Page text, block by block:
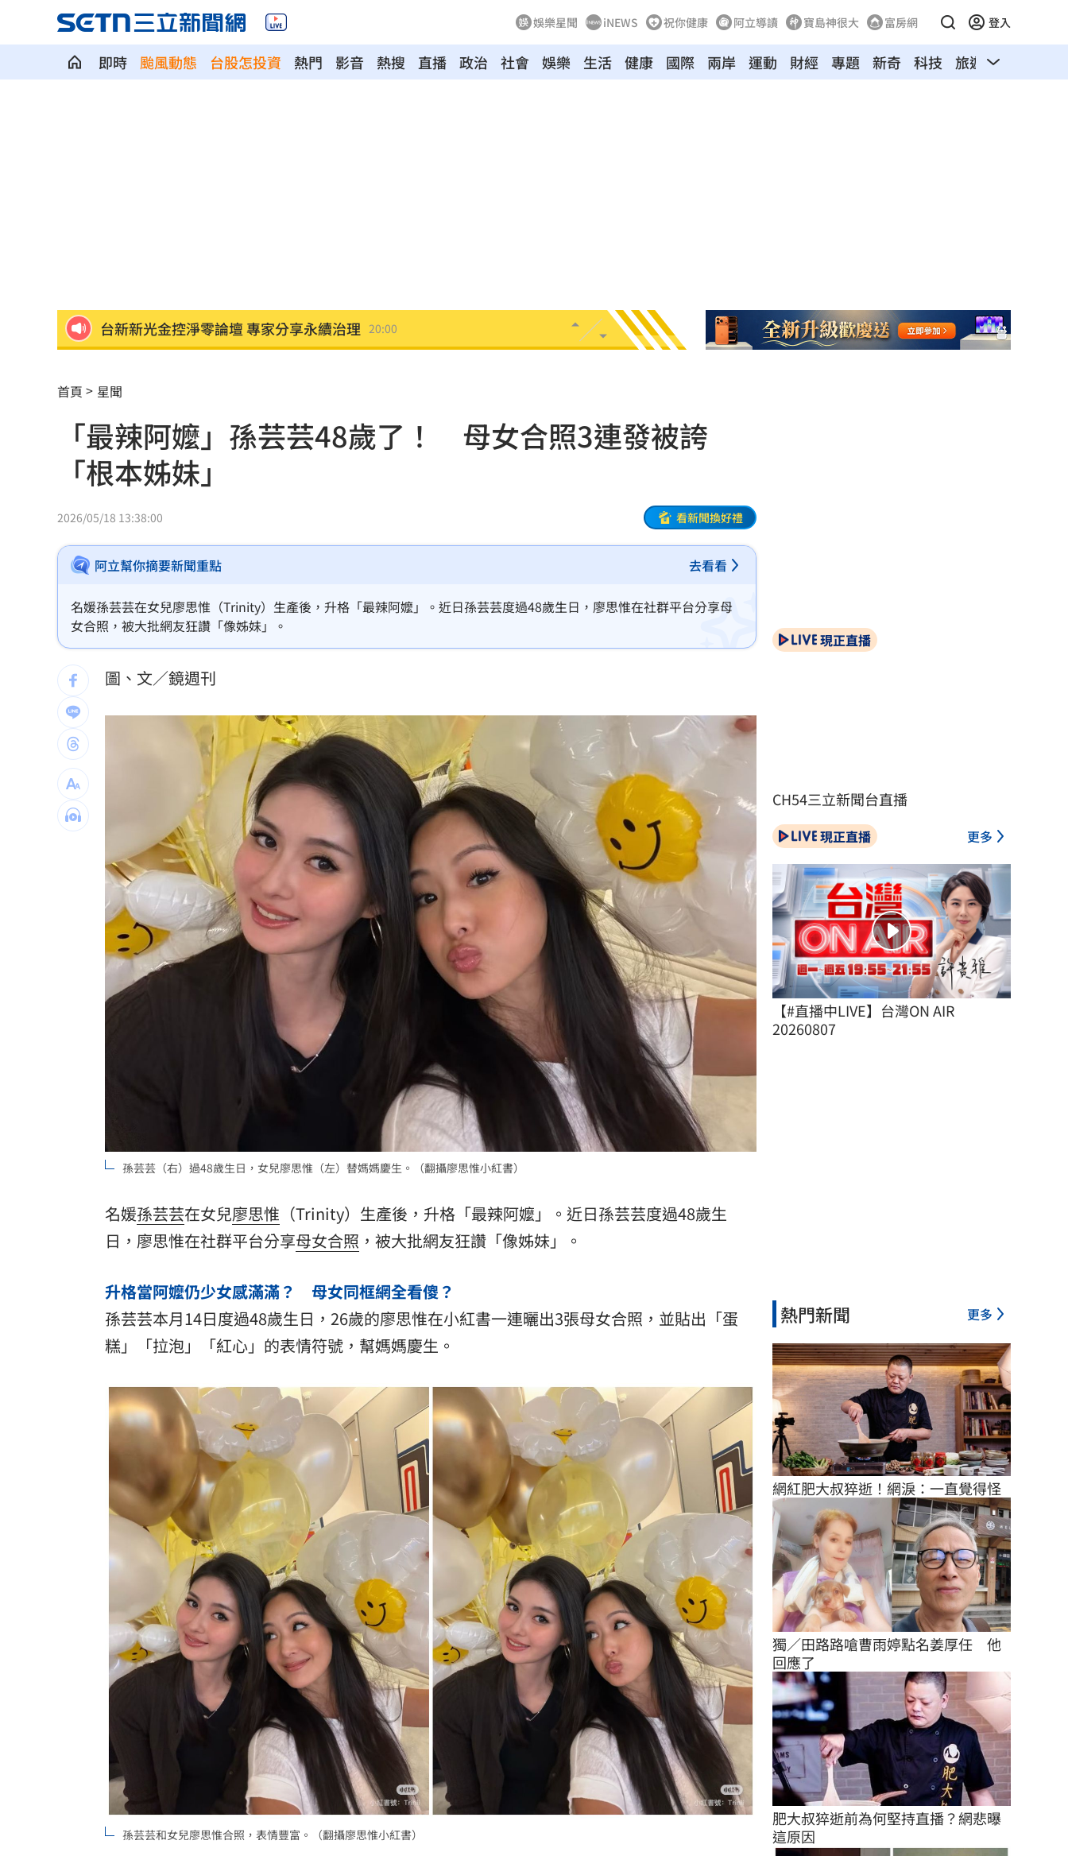
娛樂星聞 iNEWS 祝你健康 阿立導讀 寶島神很大 富房網 登入
即時 颱風動態 台股怎投資 熱門 影音 熱搜 直播 政治 社會 娛樂 生活 健康 國際 兩岸 運動 財經 專題 新奇 科技 旅遊 汽車
不副署藍白未來帳戶條例？行政院回應了 19:54
遭小38歲前任討2400萬 75歲影后強硬反擊
肥大叔猝逝 廚房2事恐害罹癌風險增近2倍 19:45
《KPOP獵魔女團》團隊將訪台 曝爆紅秘辛
賴清德呼籲：企業有賺錢就該幫員工加薪
波若威獲百倍「本夢比」 專家揭都市傳說 19:38
美國出手封殺中國機器人！北市曾高調引進
下週台股能否突破反壓？專家點名今晚關鍵
律師詐慈濟仍接機BNT 同框陳時中、張淑芬 19:12
託付360萬存款！兒1原因全花完甩存摺嗆母
台灣彩券開獎直播中 20:31
LIVE三立+24小時直播 15:27
三立iNEWS新聞台線上直播 18:00
商場戰國來臨 台中「頂奢大道」逐漸成形
台彩父親節推新刮刮樂千萬頭獎超「爸」氣
「拍片人的多重宇宙」職涯論壇9/12登場！
8國球員齊聚高雄 Formosa 7s掀足球熱潮
18:15
首頁 星聞
「最辣阿嬤」孫芸芸48歲了！ 母女合照3連發被誇
「根本姊妹」
2026/05/18 13:38:00 看新聞換好禮
阿立幫你摘要新聞重點 去看看
名媛孫芸芸在女兒廖思惟（Trinity）生產後，升格「最辣阿嬤」。近日孫芸芸度過48歲生日，廖思惟在社群平台分享母
女合照，被大批網友狂讚「像姊妹」。
圖、文／鏡週刊
孫芸芸（右）過48歲生日，女兒廖思惟（左）替媽媽慶生。（翻攝廖思惟小紅書）
名媛孫芸芸在女兒廖思惟 （Trinity）生產後，升格「最辣阿嬤」。近日孫芸芸度過48歲生
日 ，廖思惟在社群平台分享母女合照 ，被大批網友狂讚「像姊妹」。
升格當阿嬤仍少女感滿滿？ 母女同框網全看傻？
孫芸芸本月14日度過48歲生日，26歲的廖思惟在小紅書一連曬出3張母女合照，並貼出「蛋
糕」「拉泡」「紅心」的表情符號，幫媽媽慶生。
孫芸芸和女兒廖思惟合照，表情豐富。（翻攝廖思惟小紅書）
現正直播
CH54三立新聞台直播
現正直播 更多
【#直播中LIVE】台灣ON AIR
20260807
熱門新聞 更多
網紅肥大叔猝逝！網淚：一直覺得怪
獨／田路路嗆曹雨婷點名姜厚任　他
回應了
肥大叔猝逝前為何堅持直播？網悲曝
這原因